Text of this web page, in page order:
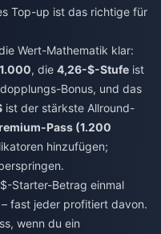
Top-up ist das richtige für
Wert-Mathematik klar:
, die 4,26-$-Stufe ist
Bonus, und das
ist der stärkste Allround-
Pass (1.200
hinzufügen;
Starter-Betrag einmal
fast jeder profitiert davon.
wenn du ein